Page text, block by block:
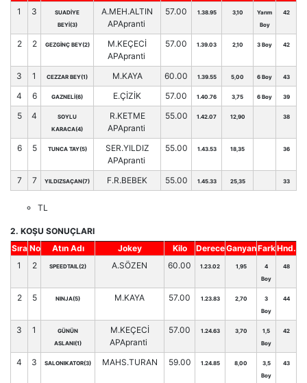
1
3
SUADİYE
BEYİ(3)
A.MEH.ALTIN
APApranti
57.00 1.38.95 3,10
Yarım
Boy
42
2 2 GEZGİNÇ BEY(2)
M.KEÇECİ
APApranti
57.00 1.39.03 2,10 3 Boy 42
3 1 CEZZAR BEY(1) M.KAYA 60.00 1.39.55 5,00 6 Boy 43
4 6 GAZNELİ(6) E.ÇİZİK 57.00 1.40.76 3,75 6 Boy 39
5 4
SOYLU
KARACA(4)
R.KETME
APApranti
55.00 1.42.07 12,90 38
6 5 TUNCA TAY(5)
SER.YILDIZ
APApranti
55.00 1.43.53 18,35 36
7 7 YILDIZSAÇAN(7) F.R.BEBEK 55.00 1.45.33 25,35 33
TL
2. KOŞU SONUÇLARI
Sıra No Atın Adı Jokey Kilo DereceGanyanFarkHnd.
1
2 SPEEDTAIL(2) A.SÖZEN 60.00 1.23.02 1,95
4
Boy
48
2 5 NINJA(5) M.KAYA 57.00 1.23.83 2,70
3
Boy
44
3 1
GÜNÜN
ASLANI(1)
M.KEÇECİ
APApranti
57.00 1.24.63 3,70
1,5
Boy
42
4 3 SALONIKATOR(3) MAHS.TURAN 59.00 1.24.85 8,00
3,5
Boy
43